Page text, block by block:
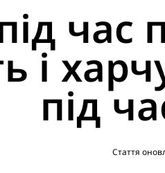
і
під
Стаття